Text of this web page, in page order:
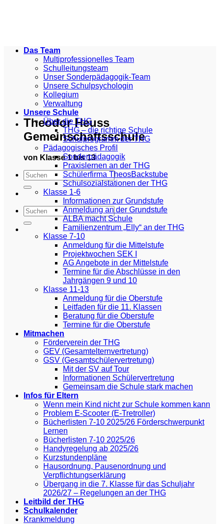
Theodor Heuss
Gemeinschaftsschule
von Klasse 1 bis 13
Das Team
Multiprofessionelles Team
Schulleitungsteam
Unser Sonderpädagogik-Team
Unsere Schulpsychologin
Kollegium
Verwaltung
Unsere Schule
Über die THG
THG – die richtige Schule
Schulprogramm der THG
Pädagogisches Profil
Sonderpädagogik
Praxislernen an der THG
Schülerfirma TheosBackstube
Schulsozialstationen der THG
Klasse 1-6
Informationen zur Grundstufe
Anmeldung an der Grundstufe
ALBA macht Schule
Familienzentrum „Elly“ an der THG
Klasse 7-10
Anmeldung für die Mittelstufe
Projektwochen SEK I
AG Angebote in der Mittelstufe
Termine für die Abschlüsse in den
Jahrgängen 9 und 10
Klasse 11-13
Anmeldung für die Oberstufe
Leitfaden für die 11. Klassen
Beratung für die Oberstufe
Termine für die Oberstufe
Mitmachen
Förderverein der THG
GEV (Gesamtelternvertretung)
GSV (Gesamtschülervertretung)
Mit der SV auf Tour
Informationen Schülervertretung
Gemeinsam die Schule stark machen
Infos für Eltern
Wenn mein Kind nicht zur Schule kommen kann
Problem E-Scooter (E-Tretroller)
Bücherlisten 7-10 2025/26 Förderschwerpunkt
Lernen
Bücherlisten 7-10 2025/26
Handyregelung ab 2025/26
Kurzstundenpläne
Hausordnung, Pausenordnung und
Verpflichtungserklärung
Übergang in die 7. Klasse für das Schuljahr
2026/27 – Regelungen an der THG
Leitbild der THG
Schulkalender
Krankmeldung